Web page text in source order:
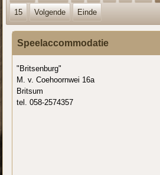
15 Volgende Einde
Speelaccommodatie
"Britsenburg"
M. v. Coehoornwei 16a
Britsum
tel. 058-2574357